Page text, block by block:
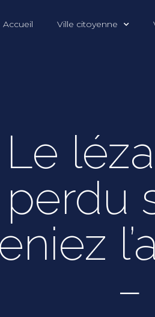
Accueil Ville citoyenne
Le
perdu